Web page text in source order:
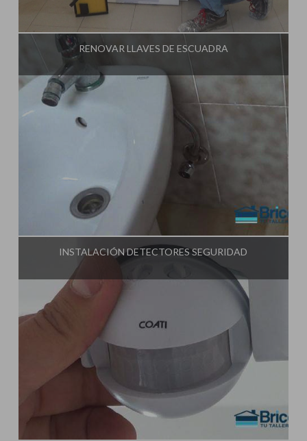
Influencer: Tu Taller de Bricolaje
RENOVAR LLAVES DE ESCUADRA
Influencer: Tu Taller de Bricolaje
INSTALACIÓN DETECTORES SEGURIDAD
Influencer:Tu Taller de Bricolaje